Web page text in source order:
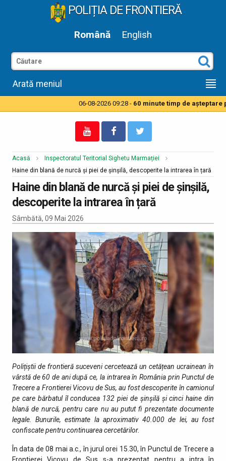
POLIȚIA DE FRONTIERĂ
Română English
Arată meniul
06-08-2026 09:28 -60 minute timp de aşteptare
Acasă
Inspectoratul Teritorial Sighetu Marmației
Haine din blană de nurcă și piei de șinșilă, descoperite la intrarea în țară
Haine din blană de nurcă și piei de șinșilă,
descoperite la intrarea în țară
Sâmbătă, 09 Mai 2026
Polițiștii de frontieră suceveni cercetează un cetățean ucrainean în
vârstă de 60 de ani după ce, la intrarea în România prin Punctul de
Trecere a Frontierei Vicovu de Sus, au fost descoperite în camionul
pe care bărbatul îl conducea 132 piei de șinșilă și cinci haine din
blană de nurcă, pentru care nu au putut fi prezentate documente
legale. Bunurile, estimate la aproximativ 40.000 de lei, au fost
confiscate pentru continuarea cercetărilor.
În data de 08 mai a.c., în jurul orei 15.30, în Punctul de Trecere a